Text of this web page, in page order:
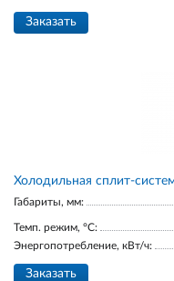
Заказать
Холодильная сплит-
Габариты, мм:
Темп. режим, °С:
Энергопотребление, кВт/ч:
Заказать